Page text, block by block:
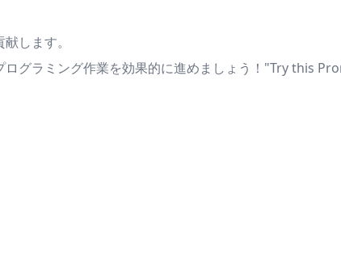
します。
グラミング作業を効果的に進めましょう！"Try this